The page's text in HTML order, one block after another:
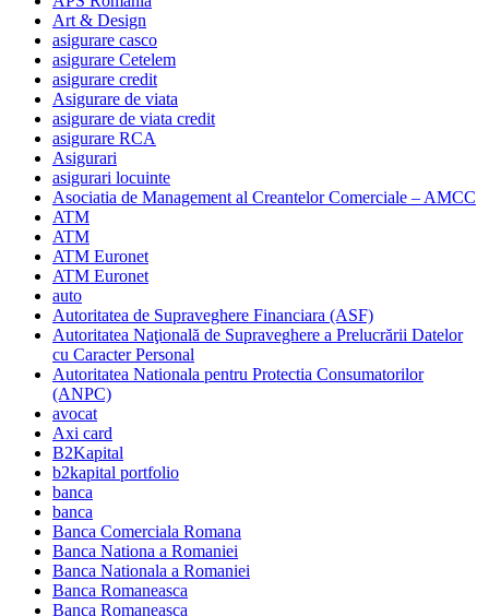
Art & Design
asigurare casco
asigurare Cetelem
asigurare credit
Asigurare de viata
asigurare de viata credit
asigurare RCA
Asigurari
asigurari locuinte
Asociatia de Management al Creantelor Comerciale – AMCC
ATM
ATM
ATM Euronet
ATM Euronet
auto
Autoritatea de Supraveghere Financiara (ASF)
Autoritatea Naţională de Supraveghere a Prelucrării Datelor
cu Caracter Personal
Autoritatea Nationala pentru Protectia Consumatorilor
(ANPC)
avocat
Axi card
B2Kapital
b2kapital portfolio
banca
banca
Banca Comerciala Romana
Banca Nationa a Romaniei
Banca Nationala a Romaniei
Banca Romaneasca
Banca Romaneasca